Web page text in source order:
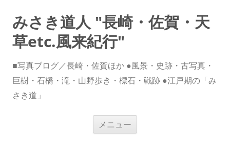
みさき道人 "長崎・佐賀・天
草etc.風来紀行"
■写真ブログ／長崎・佐賀ほか ●風景・史跡・古写真・
巨樹・石橋・滝・山野歩き・標石・戦跡 ●江戸期の「み
さき道」
メニュー